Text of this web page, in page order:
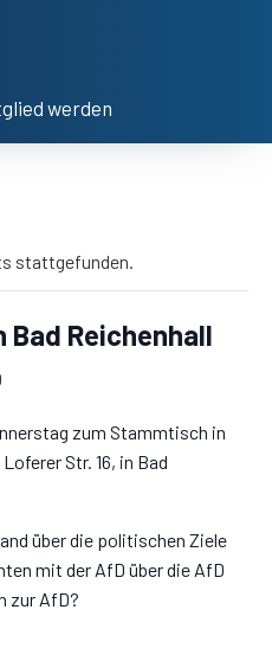
werden
stattgefunden.
Reichenhall
zum Stammtisch in
Str. 16, in Bad
über die politischen Ziele
mit der AfD über die AfD
zur AfD?